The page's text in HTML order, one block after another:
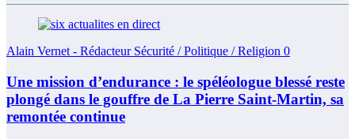
Alain Vernet - Rédacteur Sécurité / Politique / Religion 0
Une mission d’endurance : le spéléologue blessé reste
plongé dans le gouffre de La Pierre Saint-Martin, sa
remontée continue